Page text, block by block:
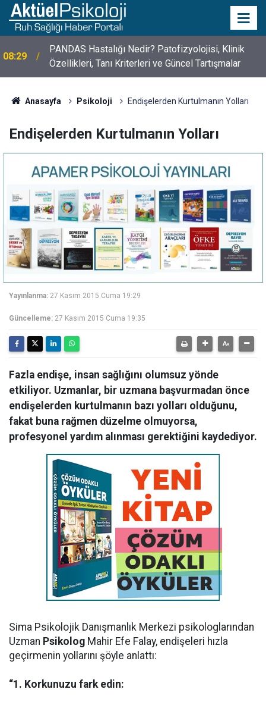
10:30
10 Mayıs Psikologlar Günü Nasıl Ortaya Çıktı? 10
Mayıs Tarihinin Hikayesi
Anasayfa Psikoloji Endişelerden Kurtulmanın Yolları
Endişelerden Kurtulmanın Yolları
Yayınlanma: 27 Kasım 2015 Cuma 19:29
Güncelleme: 27 Kasım 2015 Cuma 19:35
Fazla endişe, insan sağlığını olumsuz yönde
etkiliyor. Uzmanlar, bir uzmana başvurmadan önce
endişelerden kurtulmanın bazı yolları olduğunu,
fakat buna rağmen düzelme olmuyorsa,
profesyonel yardım alınması gerektiğini kaydediyor.
Sima Psikolojik Danışmanlık Merkezi psikologlarından
Uzman Psikolog Mahir Efe Falay, endişeleri hızla
geçirmenin yollarını şöyle anlattı:
“1. Korkunuzu fark edin: